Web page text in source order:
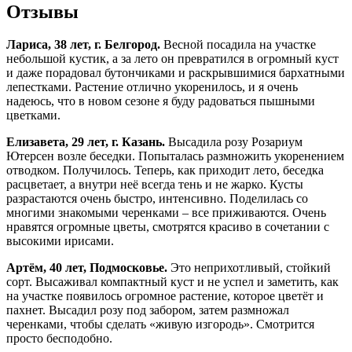
Отзывы
Лариса, 38 лет, г. Белгород. Весной посадила на участке
небольшой кустик, а за лето он превратился в огромный куст
и даже порадовал бутончиками и раскрывшимися бархатными
лепестками. Растение отлично укоренилось, и я очень
надеюсь, что в новом сезоне я буду радоваться пышными
цветками.
Елизавета, 29 лет, г. Казань. Высадила розу Розариум
Ютерсен возле беседки. Попыталась размножить укоренением
отводком. Получилось. Теперь, как приходит лето, беседка
расцветает, а внутри неё всегда тень и не жарко. Кусты
разрастаются очень быстро, интенсивно. Поделилась со
многими знакомыми черенками – все приживаются. Очень
нравятся огромные цветы, смотрятся красиво в сочетании с
высокими ирисами.
Артём, 40 лет, Подмосковье. Это неприхотливый, стойкий
сорт. Высаживал компактный куст и не успел и заметить, как
на участке появилось огромное растение, которое цветёт и
пахнет. Высадил розу под забором, затем размножал
черенками, чтобы сделать «живую изгородь». Смотрится
просто бесподобно.